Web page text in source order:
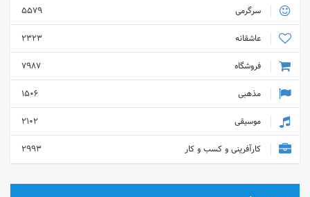
سرگرمی
5579
عاشقانه
2323
فروشگاه
7987
مذهبی
1506
موسیقی
2102
کارآفرینی و کسب و کار
2993